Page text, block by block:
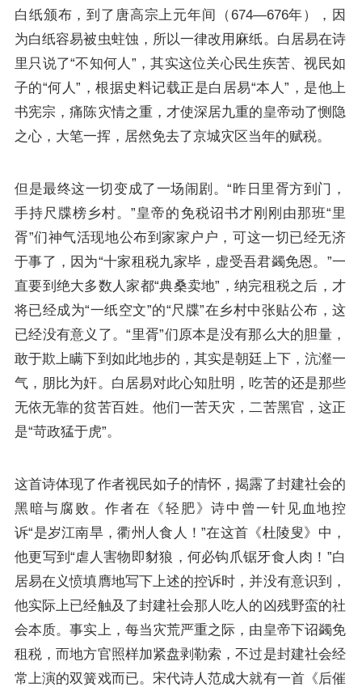
白纸颁布，到了唐高宗上元年间（674—676年），因
为白纸容易被虫蛀蚀，所以一律改用麻纸。白居易在诗
里只说了“不知何人”，其实这位关心民生疾苦、视民如
子的“何人”，根据史料记载正是白居易“本人”，是他上
书宪宗，痛陈灾情之重，才使深居九重的皇帝动了恻隐
之心，大笔一挥，居然免去了京城灾区当年的赋税。
但是最终这一切变成了一场闹剧。“昨日里胥方到门，
手持尺牒榜乡村。”皇帝的免税诏书才刚刚由那班“里
胥”们神气活现地公布到家家户户，可这一切已经无济
于事了，因为“十家租税九家毕，虚受吾君蠲免恩。”一
直要到绝大多数人家都“典桑卖地”，纳完租税之后，才
将已经成为“一纸空文”的“尺牒”在乡村中张贴公布，这
已经没有意义了。“里胥”们原本是没有那么大的胆量，
敢于欺上瞒下到如此地步的，其实是朝廷上下，沆瀣一
气，朋比为奸。白居易对此心知肚明，吃苦的还是那些
无依无靠的贫苦百姓。他们一苦天灾，二苦黑官，这正
是“苛政猛于虎”。
这首诗体现了作者视民如子的情怀，揭露了封建社会的
黑暗与腐败。作者在《轻肥》诗中曾一针见血地控
诉“是岁江南旱，衢州人食人！”在这首《杜陵叟》中，
他更写到“虐人害物即豺狼，何必钩爪锯牙食人肉！”白
居易在义愤填膺地写下上述的控诉时，并没有意识到，
他实际上已经触及了封建社会那人吃人的凶残野蛮的社
会本质。事实上，每当灾荒严重之际，由皇帝下诏蠲免
租税，而地方官照样加紧盘剥勒索，不过是封建社会经
常上演的双簧戏而已。宋代诗人范成大就有一首《后催